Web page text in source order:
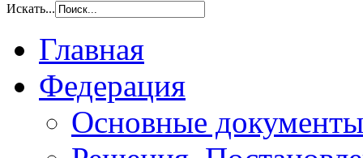
Искать...
Главная
Федерация
Основные документы